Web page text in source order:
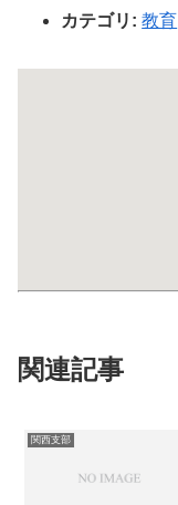
カテゴリ: 教育
関連記事
関西支部